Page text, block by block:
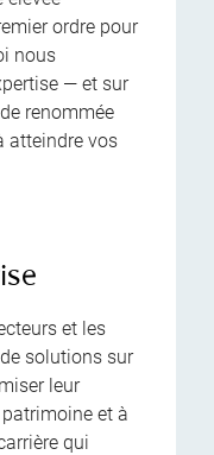
ordre pour
nous
— et sur
renommée
atteindre vos
et les
solutions sur
leur
et à
qui